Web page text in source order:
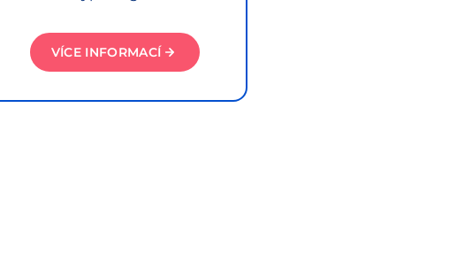
VÍCE INFORMACÍ